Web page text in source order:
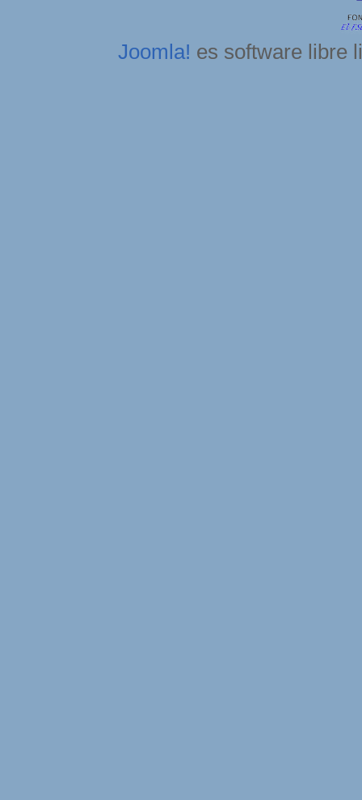
Joomla! es software libre